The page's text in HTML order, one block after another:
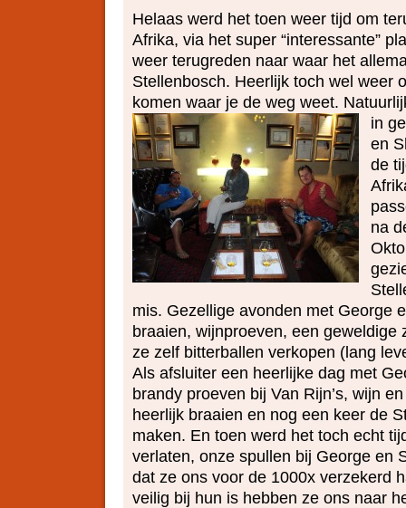
Helaas werd het toen weer tijd om
Afrika, via het super “interessante”
weer terugreden naar waar het
Stellenbosch. Heerlijk toch wel weer
komen waar je de weg weet.
in
en
de
na
mis. Gezellige avonden met George
braaien, wijnproeven, een geweldige
ze zelf bitterballen verkopen (lang
Als afsluiter een heerlijke dag met
brandy proeven bij Van Rijn’s, wijn
heerlijk braaien en nog een keer de
maken. En toen werd het toch echt
verlaten, onze spullen bij George en
dat ze ons voor de 1000x verzekerd
veilig bij hun is hebben ze ons naar